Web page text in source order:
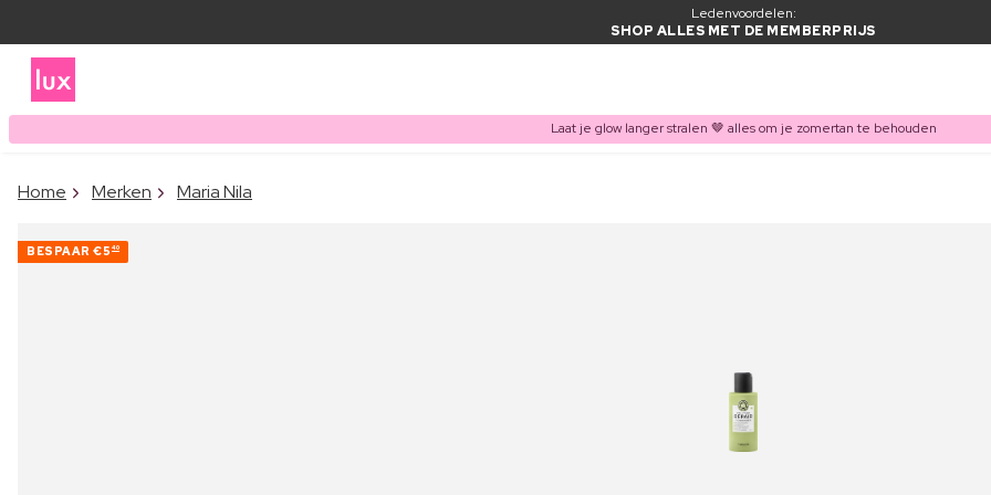
Ledenvoordelen:
SHOP ALLES MET DE MEMBERPRIJS
Laat je glow langer stralen 🤎 alles om je zomertan te behouden
Home Merken Maria Nila
BESPAAR €5 40